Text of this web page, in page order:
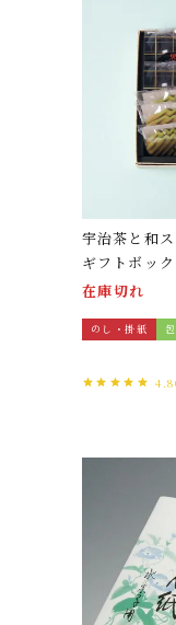
宇治茶と和
ギフトボッ
在庫切れ
のし・掛紙